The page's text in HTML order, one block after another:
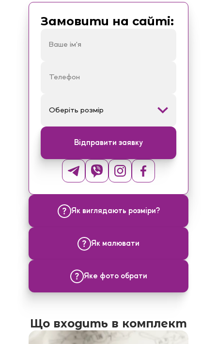
Замовити на сайті:
Відправити заявку
Як виглядають розміри?
Як малювати
Яке фото обрати
Що входить в комплект